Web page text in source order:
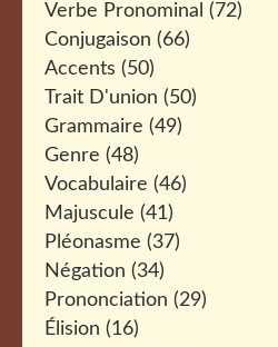
Verbe Pronominal (72)
Conjugaison (66)
Accents (50)
Trait D'union (50)
Grammaire (49)
Genre (48)
Vocabulaire (46)
Majuscule (41)
Pléonasme (37)
Négation (34)
Prononciation (29)
Élision (16)